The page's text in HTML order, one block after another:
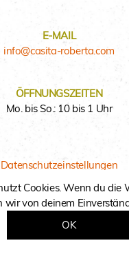
E-MAIL
info@casita-roberta.com
ÖFFNUNGSZEITEN
Mo. bis So.: 10 bis 1 Uhr
Datenschutzeinstellungen
Cookies. Wenn du die
wir von deinem
OK